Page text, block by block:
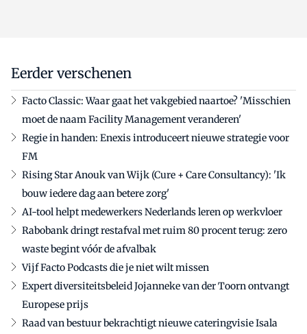
Eerder verschenen
Facto Classic: Waar gaat het vakgebied naartoe? 'Misschien
moet de naam Facility Management veranderen'
Regie in handen: Enexis introduceert nieuwe strategie voor
FM
Rising Star Anouk van Wijk (Cure + Care Consultancy): 'Ik
bouw iedere dag aan betere zorg'
AI-tool helpt medewerkers Nederlands leren op werkvloer
Rabobank dringt restafval met ruim 80 procent terug: zero
waste begint vóór de afvalbak
Vijf Facto Podcasts die je niet wilt missen
Expert diversiteitsbeleid Jojanneke van der Toorn ontvangt
Europese prijs
Raad van bestuur bekrachtigt nieuwe cateringvisie Isala